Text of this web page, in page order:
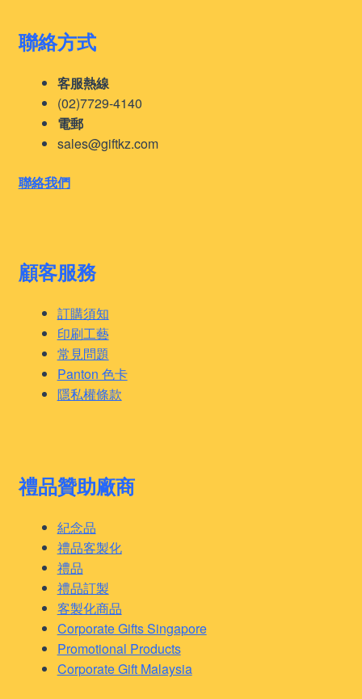
聯絡方式
客服熱線
(02)7729-4140
電郵
sales@giftkz.com
聯絡我們
顧客服務
訂購須知
印刷工藝
常見問題
Panton 色卡
隱私權條款
禮品贊助廠商
紀念品
禮品客製化
禮品
禮品訂製
客製化商品
Corporate Gifts Singapore
Promotional Products
Corporate Gift Malaysia